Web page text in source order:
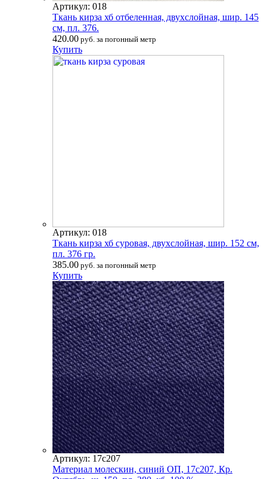
Артикул: 018
Ткань кирза хб отбеленная, двухслойная, шир. 145
см, пл. 376.
420.00 руб. за погонный метр
Купить
Артикул: 018
Ткань кирза хб суровая, двухслойная, шир. 152 см,
пл. 376 гр.
385.00 руб. за погонный метр
Купить
Артикул: 17с207
Материал молескин, синий ОП, 17с207, Кр.